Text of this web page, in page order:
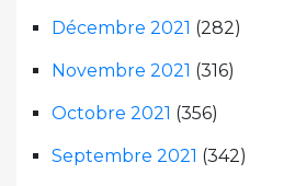
Décembre 2021 (282)
Novembre 2021 (316)
Octobre 2021 (356)
Septembre 2021 (342)